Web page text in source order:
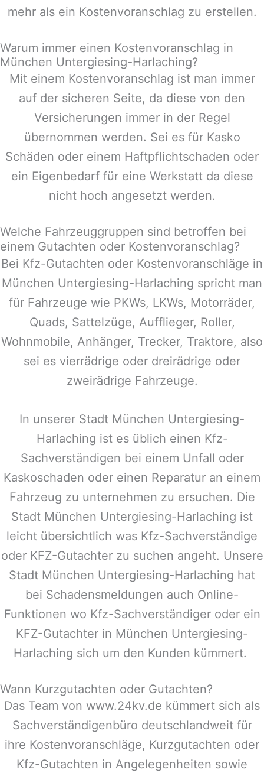
mehr als ein Kostenvoranschlag zu erstellen.
Warum immer einen Kostenvoranschlag in
München Untergiesing-Harlaching?
Mit einem Kostenvoranschlag ist man immer
auf der sicheren Seite, da diese von den
Versicherungen immer in der Regel
übernommen werden. Sei es für Kasko
Schäden oder einem Haftpflichtschaden oder
ein Eigenbedarf für eine Werkstatt da diese
nicht hoch angesetzt werden.
Welche Fahrzeuggruppen sind betroffen bei
einem Gutachten oder Kostenvoranschlag?
Bei Kfz-Gutachten oder Kostenvoranschläge in
München Untergiesing-Harlaching spricht man
für Fahrzeuge wie PKWs, LKWs, Motorräder,
Quads, Sattelzüge, Aufflieger, Roller,
Wohnmobile, Anhänger, Trecker, Traktore, also
sei es vierrädrige oder dreirädrige oder
zweirädrige Fahrzeuge.
In unserer Stadt München Untergiesing-
Harlaching ist es üblich einen Kfz-
Sachverständigen bei einem Unfall oder
Kaskoschaden oder einen Reparatur an einem
Fahrzeug zu unternehmen zu ersuchen. Die
Stadt München Untergiesing-Harlaching ist
leicht übersichtlich was Kfz-Sachverständige
oder KFZ-Gutachter zu suchen angeht. Unsere
Stadt München Untergiesing-Harlaching hat
bei Schadensmeldungen auch Online-
Funktionen wo Kfz-Sachverständiger oder ein
KFZ-Gutachter in München Untergiesing-
Harlaching sich um den Kunden kümmert.
Wann Kurzgutachten oder Gutachten?
Das Team von www.24kv.de kümmert sich als
Sachverständigenbüro deutschlandweit für
ihre Kostenvoranschläge, Kurzgutachten oder
Kfz-Gutachten in Angelegenheiten sowie